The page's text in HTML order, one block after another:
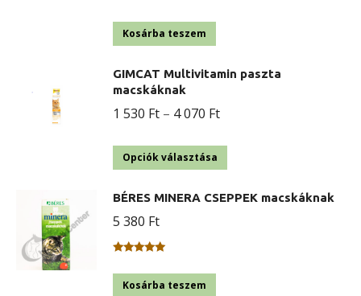
5.00/ 5
Kosárba teszem
GIMCAT Multivitamin paszta
macskáknak
1 530 Ft – 4 070 FtÁrtartomány:
4
Opciók választása
terméknek
BÉRES MINERA CSEPPEK macskáknak
5 380 Ft
5.00/ 5
Kosárba teszem